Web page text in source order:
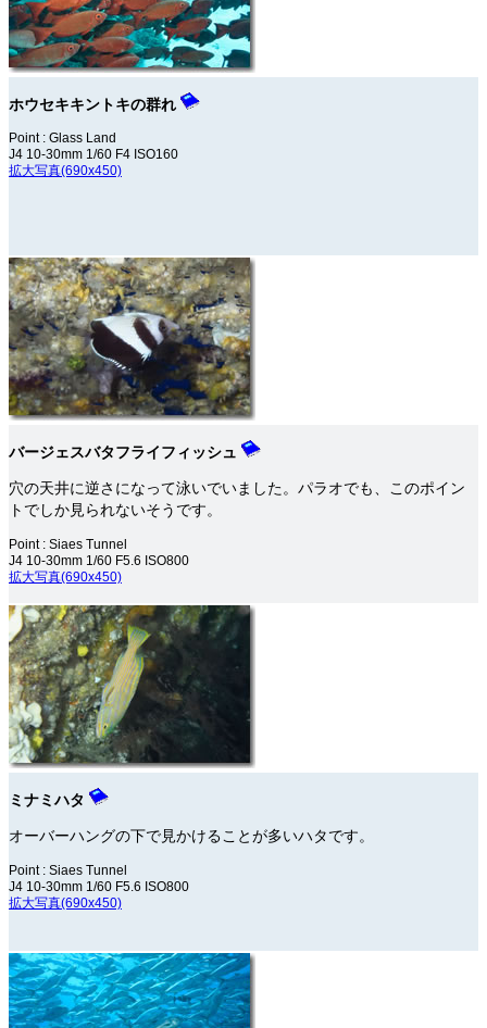
ホウセキキントキの群れ
Point : Glass Land
J4 10-30mm 1/60 F4 ISO160
拡大写真(690x450)
バージェスバタフライフィッシュ
穴の天井に逆さになって泳いでいました。パラオでも、このポイン
トでしか見られないそうです。
Point : Siaes Tunnel
J4 10-30mm 1/60 F5.6 ISO800
拡大写真(690x450)
ミナミハタ
オーバーハングの下で見かけることが多いハタです。
Point : Siaes Tunnel
J4 10-30mm 1/60 F5.6 ISO800
拡大写真(690x450)